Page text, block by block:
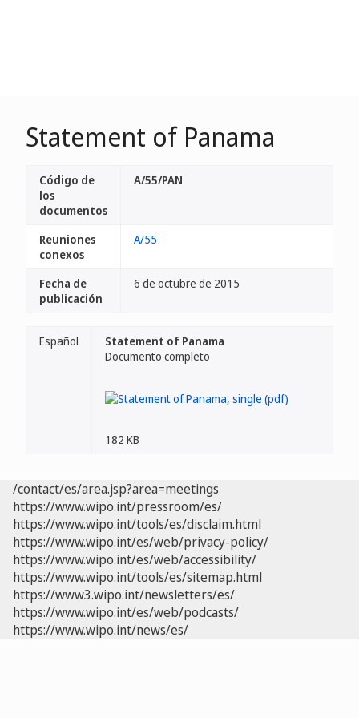
Statement of Panama
Código de
los
documentos
A/55/PAN
Reuniones
conexos
A/55
Fecha de
publicación
6 de octubre de 2015
Español
Statement of Panama
Documento completo
182 KB
/contact/es/area.jsp?area=meetings
https://www.wipo.int/pressroom/es/
https://www.wipo.int/tools/es/disclaim.html
https://www.wipo.int/es/web/privacy-policy/
https://www.wipo.int/es/web/accessibility/
https://www.wipo.int/tools/es/sitemap.html
https://www3.wipo.int/newsletters/es/
https://www.wipo.int/es/web/podcasts/
https://www.wipo.int/news/es/